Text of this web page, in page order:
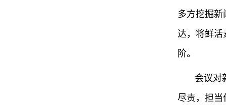
多方挖掘
达，将鲜活
阶。
会议对
尽责，担当